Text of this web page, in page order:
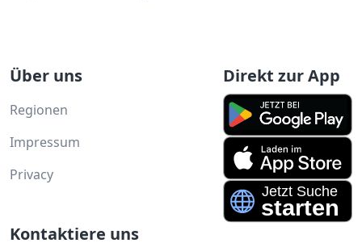
Über uns
Regionen
Impressum
Privacy
Direkt zur App
Kontaktiere uns